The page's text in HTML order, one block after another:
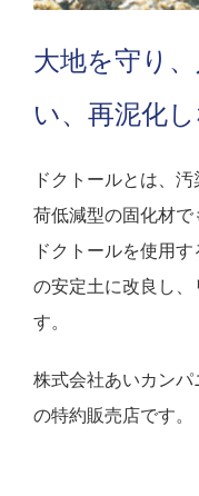
大地を守り
い、再泥化
ドクトールとは、
荷低減型の固化材で
ドクトールを使用
の安定土に改良し
す。
株式会社あいカンパ
の特約販売店です。